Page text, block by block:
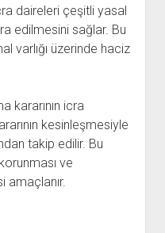
daireleri çeşitli yasal
edilmesini sağlar. Bu
varlığı üzerinde haciz
kararının icra
kesinleşmesiyle
takip edilir. Bu
ve
amaçlanır.